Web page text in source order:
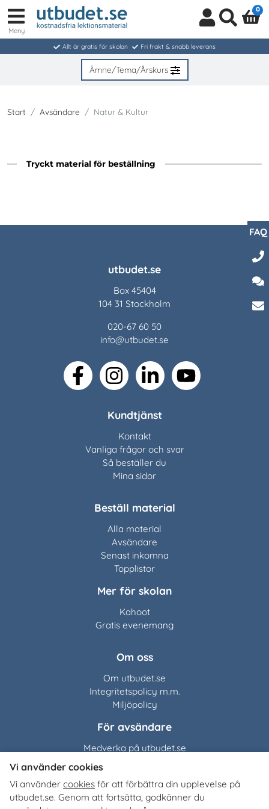
in
/
Meny
0
Allt är gratis för skolan Fri frakt & snabb leverans
Ämne/Tema/Årskurs
Start Avsändare Natur & Kultur
Tryckt material för beställning
utbudet.se
Box 45404
104 31 Stockholm
020-67 60 50
info@utbudet.se
facebookinstagramlinkedin youtube
Kundtjänst
Kontakt
Vanliga frågor och svar
Så beställer du
Mina sidor
Beställ material
Alla material
Avsändare
Senast inkomna
Topplistor
Mer för skolan
Kahoot
Gratis evenemang
Om oss
Om utbudet.se
Integritetspolicy m.m.
Miljöpolicy
För avsändare
Medverka på utbudet.se
Utbudet.se distribuerar
organisationers, myndigheters och företags egna material
till Sveriges alla skolor, universitet och högskolor. Tjänsten
FAQ
Vi använder cookies
Vi använder cookies för att förbättra din upplevelse på
utbudet.se. Genom att fortsätta, godkänner du